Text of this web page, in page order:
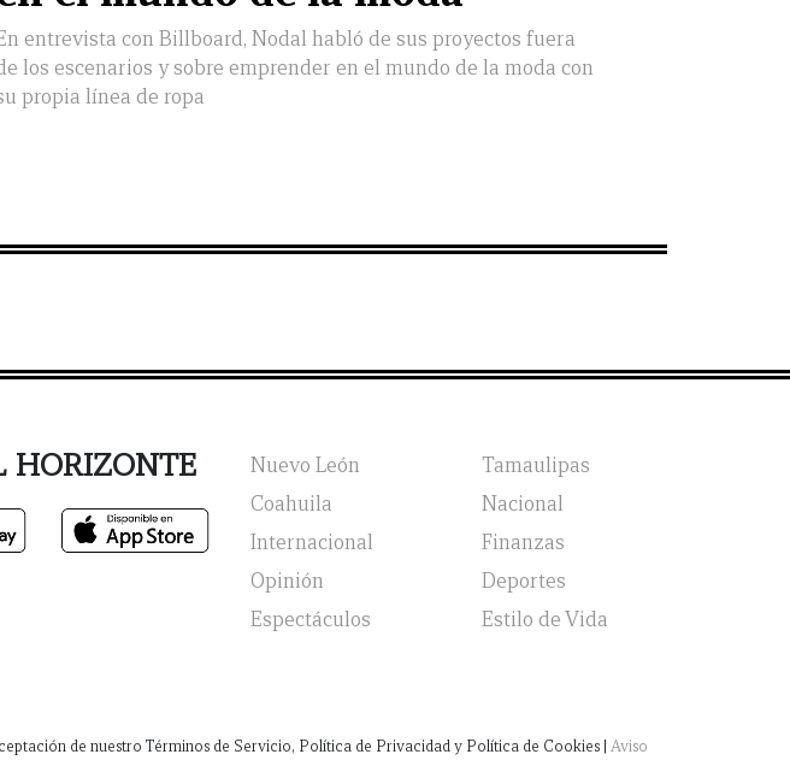
entrevista con Billboard, Nodal habló de sus proyectos fuera
los escenarios y sobre emprender en el mundo de la moda con
propia línea de ropa
HORIZONTE Nuevo León
Tamaulipas
Coahuila
Nacional
Internacional
Finanzas
Opinión
Deportes
Espectáculos
Estilo de Vida
de nuestro Términos de Servicio, Política de Privacidad y Política de Cookies | Aviso